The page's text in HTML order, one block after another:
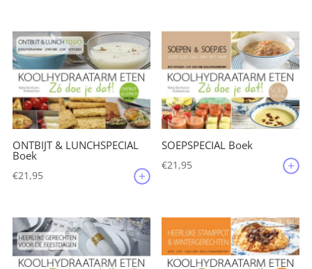
ONTBIJT & LUNCHSPECIAL
Boek
€21,95
SOEPSPECIAL Boek
€21,95